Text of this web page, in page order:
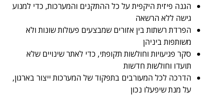
הגנה פיזית היקפית על כל ההתקנים והמערכות, כדי למנוע
גישה ללא הרשאה
הפרדת רשתות בין אזורים שמבצעים פעולות שונות ולא
משותפות ביניהן
סקר פגיעויות וחולשות תקופתי, כדי לאתר שינויים שלא
תועדו וחולשות חדשות
הדרכה לכל המעורבים בתפקוד של המערכות ייצור בארגון,
על מנת שיפעלו נכון